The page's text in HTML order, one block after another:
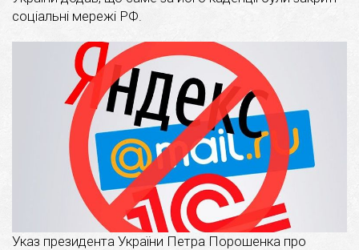
соціальні мережі РФ.
Указ президента України Петра Порошенка про